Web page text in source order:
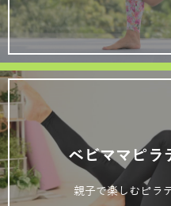
ベビママピラ
親子で楽しむピラ